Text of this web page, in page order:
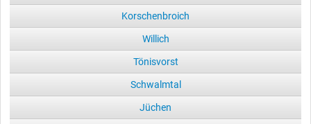
Korschenbroich
Willich
Tönisvorst
Schwalmtal
Jüchen